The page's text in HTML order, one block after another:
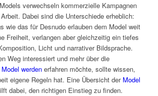
verwechseln kommerzielle Kampagnen
Dabei sind die Unterschiede erheblich:
wie das für Desnudo erlauben dem Model weit
Freiheit, verlangen aber gleichzeitig ein tiefes
Licht und narrativer Bildsprache.
Weg interessiert und mehr über die
werdenerfahren möchte, sollte wissen,
eigene Regeln hat. Eine Übersicht der Model
dabei, den richtigen Einstieg zu finden.